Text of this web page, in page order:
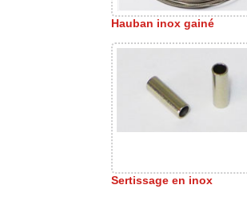
Hauban inox gainé
Sertissage en inox